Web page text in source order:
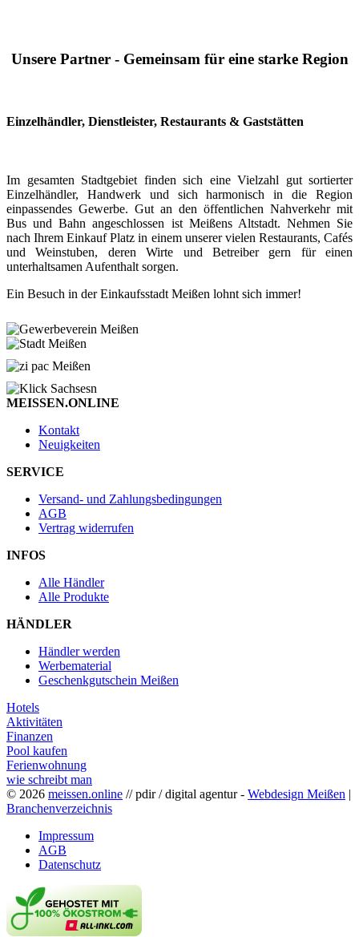
Unsere Partner - Gemeinsam für eine starke Region
Einzelhändler, Dienstleister, Restaurants & Gaststätten
Im gesamten Stadtgebiet finden sich eine Vielzahl gut sortierter
Einzelhändler, Handwerk und sich harmonisch in die Region
einpassendes Gewerbe. Gut an den öffentlichen Nahverkehr mit
Bus und Bahn angeschlossen ist Meißens Altstadt. Nehmen Sie
nach Ihrem Einkauf Platz in einem unserer vielen Restaurants, Cafés
und Weinstuben, deren Wirte und Betreiber gern für einen
unterhaltsamen Aufenthalt sorgen.
Ein Besuch in der Einkaufsstadt Meißen lohnt sich immer!
MEISSEN.ONLINE
Kontakt
Neuigkeiten
SERVICE
Versand- und Zahlungsbedingungen
AGB
Vertrag widerrufen
INFOS
Alle Händler
Alle Produkte
HÄNDLER
Händler werden
Werbematerial
Geschenkgutschein Meißen
Hotels
Aktivitäten
Finanzen
Pool kaufen
Ferienwohnung
wie schreibt man
© 2026 meissen.online // pdir / digital agentur - Webdesign Meißen |
Branchenverzeichnis
Impressum
AGB
Datenschutz